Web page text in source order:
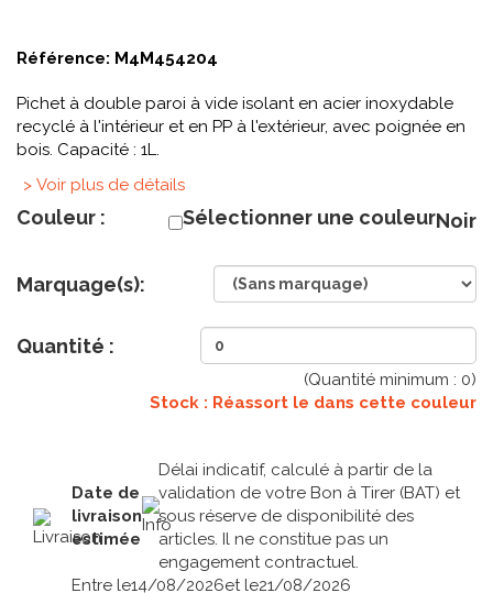
Référence: M4M454204
Pichet à double paroi à vide isolant en acier inoxydable
recyclé à l'intérieur et en PP à l'extérieur, avec poignée en
bois. Capacité : 1L.
> Voir plus de détails
Couleur : Sélectionner une couleurNoir
Marquage(s):
Quantité :
(Quantité minimum : 0)
Stock : Réassort le dans cette couleur
Date de
livraison
estimée
Délai indicatif, calculé à partir de la
validation de votre Bon à Tirer (BAT) et
sous réserve de disponibilité des
articles. Il ne constitue pas un
engagement contractuel.
Entre le14/08/2026et le21/08/2026